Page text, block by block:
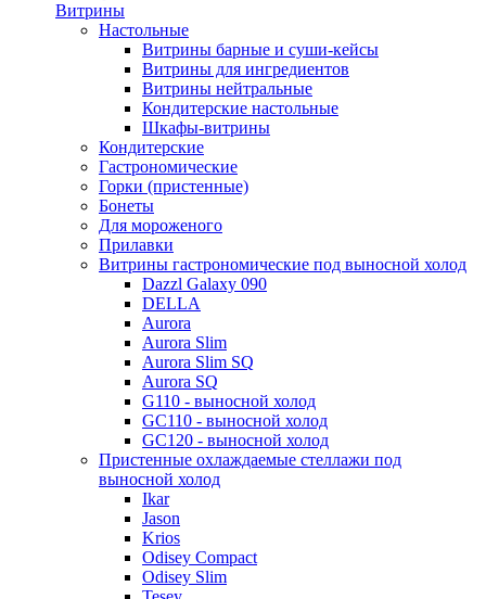
Витрины
Настольные
Витрины барные и суши-кейсы
Витрины для ингредиентов
Витрины нейтральные
Кондитерские настольные
Шкафы-витрины
Кондитерские
Гастрономические
Горки (пристенные)
Бонеты
Для мороженого
Прилавки
Витрины гастрономические под выносной холод
Dazzl Galaxy 090
DELLA
Aurora
Aurora Slim
Aurora Slim SQ
Aurora SQ
G110 - выносной холод
GC110 - выносной холод
GC120 - выносной холод
Пристенные охлаждаемые стеллажи под
выносной холод
Ikar
Jason
Krios
Odisey Compact
Odisey Slim